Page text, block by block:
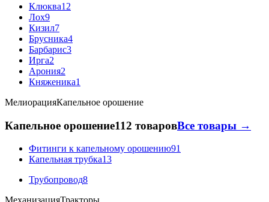
Клюква12
Лох9
Кизил7
Брусника4
Барбарис3
Ирга2
Арония2
Княженика1
МелиорацияКапельное орошение
Капельное орошение112 товаровВсе товары →
Фитинги к капельному орошению91
Капельная трубка13
Трубопровод8